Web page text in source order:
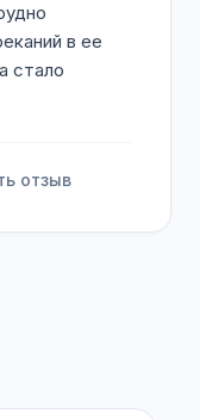
в ее
стало
отзыв